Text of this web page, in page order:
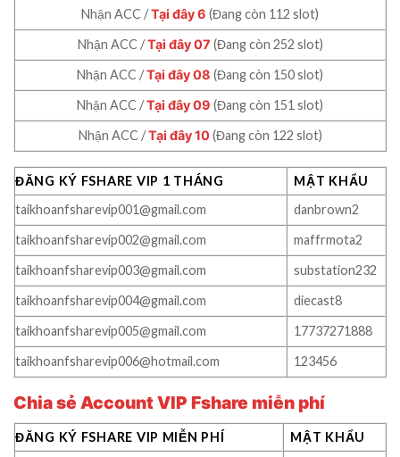
Nhận ACC /Tại đây 6 (Đang còn 112 slot)
Nhận ACC /Tại đây 07 (Đang còn 252 slot)
Nhận ACC /Tại đây 08 (Đang còn 150 slot)
Nhận ACC /Tại đây 09 (Đang còn 151 slot)
Nhận ACC /Tại đây 10(Đang còn 122 slot)
ĐĂNG KÝ FSHARE VIP 1 THÁNG
MẬT KHẨU
taikhoanfsharevip001@gmail.com
danbrown2
taikhoanfsharevip002@gmail.com
maffrmota2
taikhoanfsharevip003@gmail.com
substation232
taikhoanfsharevip004@gmail.com
diecast8
taikhoanfsharevip005@gmail.com
17737271888
taikhoanfsharevip006@hotmail.com
123456
Chia sẻ Account VIP Fshare miễn phí
ĐĂNG KÝ FSHARE VIP MIỄN PHÍ
MẬT KHẨU